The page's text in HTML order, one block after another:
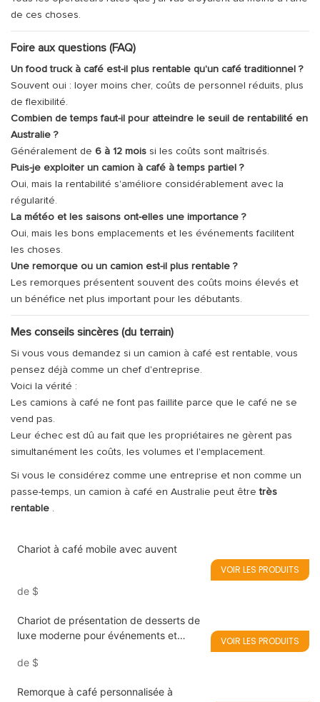
de ces choses.
Foire aux questions (FAQ)
Un food truck à café est-il plus rentable qu'un café traditionnel ?
Souvent oui : loyer moins cher, coûts de personnel réduits, plus
de flexibilité.
Combien de temps faut-il pour atteindre le seuil de rentabilité en
Australie ?
Généralement de 6 à 12 mois si les coûts sont maîtrisés.
Puis-je exploiter un camion à café à temps partiel ?
Oui, mais la rentabilité s'améliore considérablement avec la
régularité.
La météo et les saisons ont-elles une importance ?
Oui, mais les bons emplacements et les événements facilitent
les choses.
Une remorque ou un camion est-il plus rentable ?
Les remorques présentent souvent des coûts moins élevés et
un bénéfice net plus important pour les débutants.
Mes conseils sincères (du terrain)
Si vous vous demandez si un camion à café est rentable, vous
pensez déjà comme un chef d'entreprise.
Voici la vérité :
Les camions à café ne font pas faillite parce que le café ne se
vend pas.
Leur échec est dû au fait que les propriétaires ne gèrent pas
simultanément les coûts, les volumes et l'emplacement.
Si vous le considérez comme une entreprise et non comme un
passe-temps, un camion à café en Australie peut êtretrès
rentable .
Chariot à café mobile avec auvent
de $
VOIR LES PRODUITS
Chariot de présentation de desserts de
luxe moderne pour événements et
de $
VOIR LES PRODUITS
Remorque à café personnalisée à